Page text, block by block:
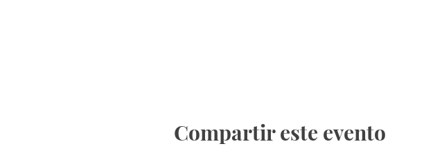
Compartir este evento